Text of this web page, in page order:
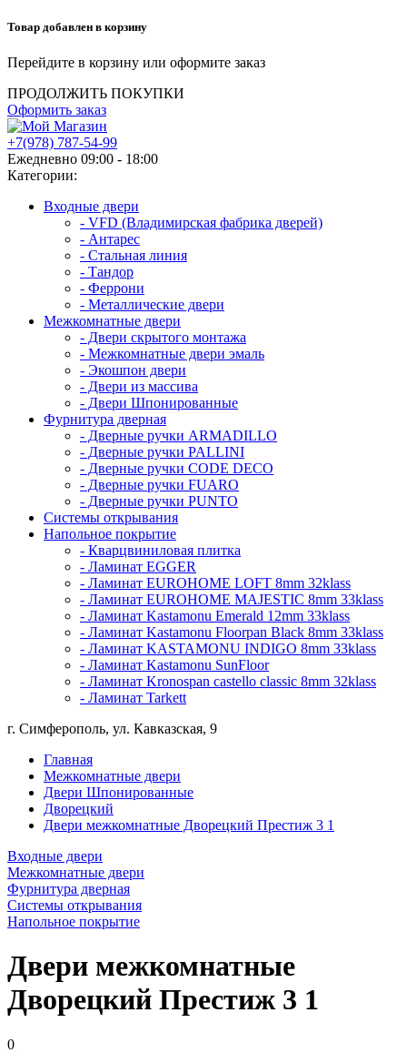
Товар добавлен в корзину
Перейдите в корзину или оформите заказ
ПРОДОЛЖИТЬ ПОКУПКИ
Оформить заказ
+7(978) 787-54-99
Ежедневно 09:00 - 18:00
Категории:
Входные двери
- VFD (Владимирская фабрика дверей)
- Антарес
- Стальная линия
- Тандор
- Феррони
- Металлические двери
Межкомнатные двери
- Двери скрытого монтажа
- Межкомнатные двери эмаль
- Экошпон двери
- Двери из массива
- Двери Шпонированные
Фурнитура дверная
- Дверные ручки ARMADILLO
- Дверные ручки PALLINI
- Дверные ручки CODE DECO
- Дверные ручки FUARO
- Дверные ручки PUNTO
Системы открывания
Напольное покрытие
- Кварцвиниловая плитка
- Ламинат EGGER
- Ламинат EUROHOME LOFT 8mm 32klass
- Ламинат EUROHOME MAJESTIC 8mm 33klass
- Ламинат Kastamonu Emerald 12mm 33klass
- Ламинат Kastamonu Floorpan Black 8mm 33klass
- Ламинат KASTAMONU INDIGO 8mm 33klass
- Ламинат Kastamonu SunFloor
- Ламинат Kronospan castello classic 8mm 32klass
- Ламинат Tarkett
г. Симферополь, ул. Кавказская, 9
Главная
Межкомнатные двери
Двери Шпонированные
Дворецкий
Двери межкомнатные Дворецкий Престиж 3 1
Входные двери
Межкомнатные двери
Фурнитура дверная
Системы открывания
Напольное покрытие
Двери межкомнатные
Дворецкий Престиж 3 1
0